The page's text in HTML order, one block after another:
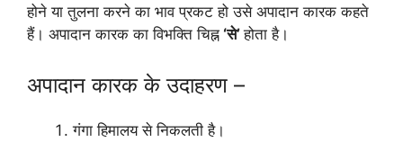
होने या तुलना करने का भाव प्रकट हो उसे अपादान कारक कहते
हैं। अपादान कारक का विभक्ति चिह्न ‘से’होता है।
अपादान कारक के उदाहरण –
गंगा हिमालय से निकलती है।